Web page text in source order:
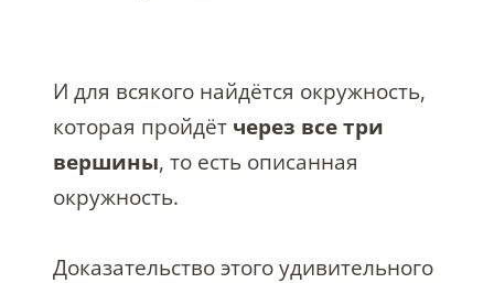
И для всякого найдётся окружность,
которая пройдёт через все три
вершины, то есть описанная
окружность.
Доказательство этого удивительного